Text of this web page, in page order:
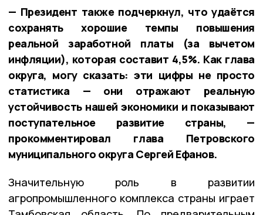
— Президент также подчеркнул, что удаётся
сохранять хорошие темпы повышения
реальной заработной платы (за вычетом
инфляции), которая составит 4,5%. Как глава
округа, могу сказать: эти цифры не просто
статистика — они отражают реальную
устойчивость нашей экономики и показывают
поступательное развитие страны, —
прокомментировал глава Петровского
муниципального округа Сергей Ефанов.
Значительную роль в развитии
агропромышленного комплекса страны играет